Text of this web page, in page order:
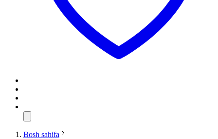
Bosh sahifa